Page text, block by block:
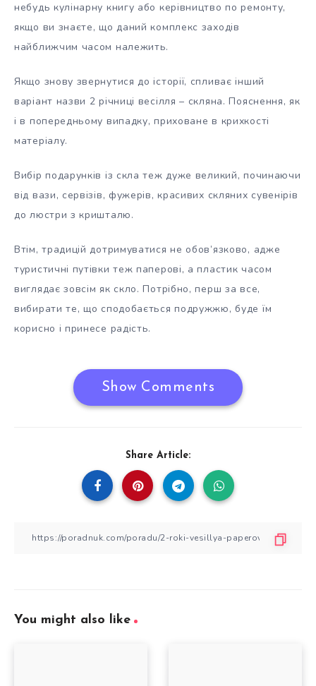
небудь кулінарну книгу або керівництво по ремонту,
якщо ви знаєте, що даний комплекс заходів
найближчим часом належить.
Якщо знову звернутися до історії, спливає інший
варіант назви 2 річниці весілля – скляна. Пояснення, як
і в попередньому випадку, приховане в крихкості
матеріалу.
Вибір подарунків із скла теж дуже великий, починаючи
від вази, сервізів, фужерів, красивих скляних сувенірів
до люстри з кришталю.
Втім, традицій дотримуватися не обов’язково, адже
туристичні путівки теж паперові, а пластик часом
виглядає зовсім як скло. Потрібно, перш за все,
вибирати те, що сподобається подружжю, буде їм
корисно і принесе радість.
Show Comments
Share Article:
You might also like